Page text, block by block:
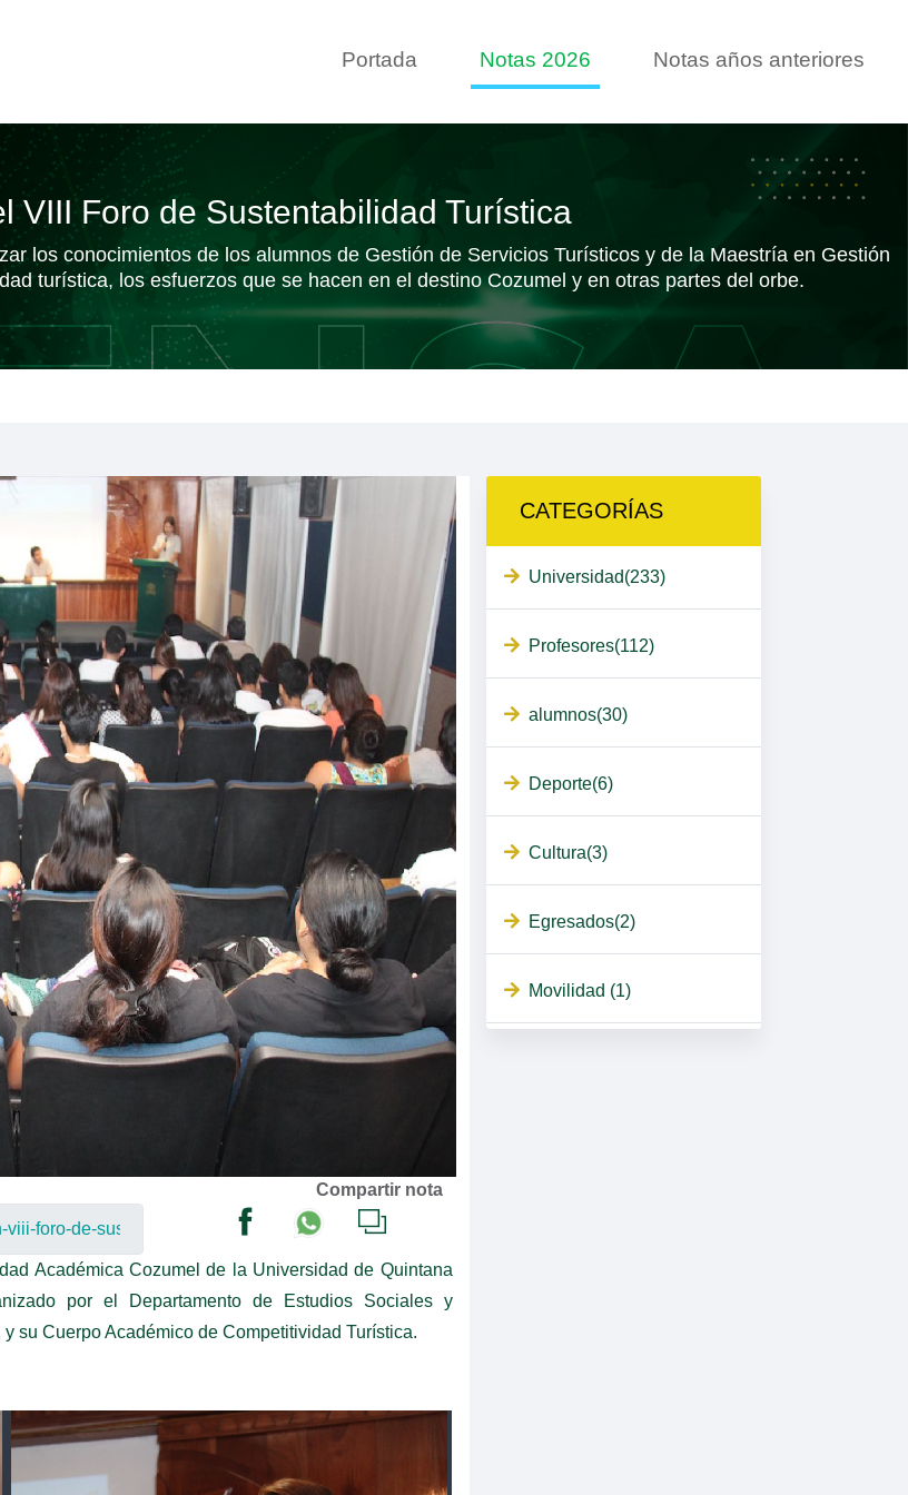
Portada Notas 2026 Notas años anteriores
VIII Foro de Sustentabilidad Turística
los conocimientos de los alumnos de Gestión de Servicios Turísticos y de la Maestría en Gestión
turística, los esfuerzos que se hacen en el destino Cozumel y en otras partes del orbe.
Compartir nota
Académica Cozumel de la Universidad de Quintana
por el Departamento de Estudios Sociales y
su Cuerpo Académico de Competitividad Turística.
CATEGORÍAS
Universidad(233)
Profesores(112)
alumnos(30)
Deporte(6)
Cultura(3)
Egresados(2)
Movilidad (1)